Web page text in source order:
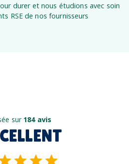
durer et nous étudions avec soin
RSE de nos fournisseurs
sur 184 avis